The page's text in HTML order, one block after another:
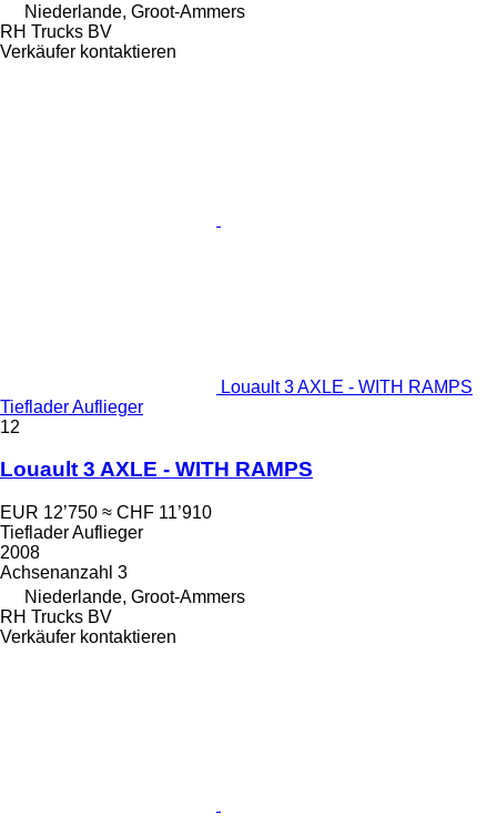
Niederlande, Groot-Ammers
RH Trucks BV
Verkäufer kontaktieren
Louault 3 AXLE - WITH RAMPS
Tieflader Auflieger
12
Louault 3 AXLE - WITH RAMPS
EUR 12’750 ≈ CHF 11’910
Tieflader Auflieger
2008
Achsenanzahl 3
Niederlande, Groot-Ammers
RH Trucks BV
Verkäufer kontaktieren